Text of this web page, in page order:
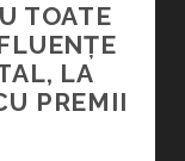
TOATE
LA
PREMII